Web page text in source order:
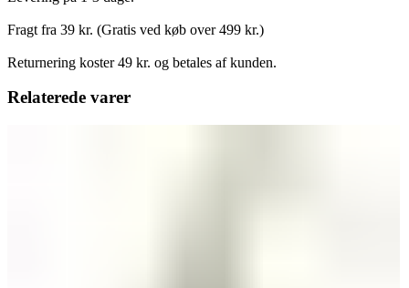
Fragt fra 39 kr. (Gratis ved køb over 499 kr.)
Returnering koster 49 kr. og betales af kunden.
Relaterede varer